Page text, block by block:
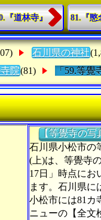
『道林寺』 81.『愍
石川県の神社
院(81) 「59.等覺
【等覺寺の写
石川県小松市の
(上)は、等覺寺
17日」時点にお
ます。石川県に
小松市には81カ
ニューの【全文